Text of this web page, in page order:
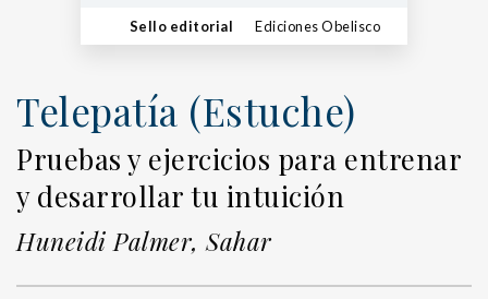
Sello editorial Ediciones Obelisco
Telepatía (Estuche)
Pruebas y ejercicios para entrenar
y desarrollar tu intuición
Huneidi Palmer, Sahar